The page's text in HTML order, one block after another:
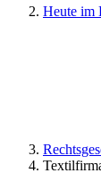
Heute im